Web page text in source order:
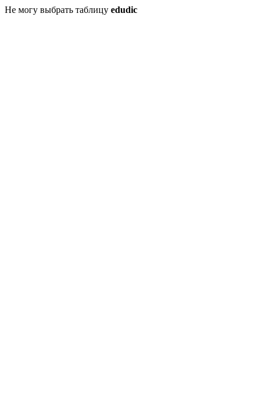
Не могу выбрать таблицу edudic